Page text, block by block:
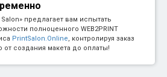
Salon» предлагает вам испытать
полноценного WEB2PRINT
PrintSalon.Online, контролируя заказ
от создания макета до оплаты!